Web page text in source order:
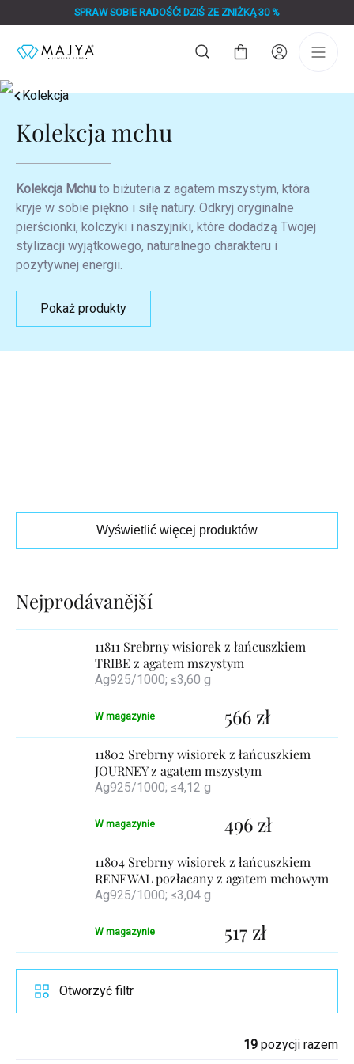
do
SPRAW SOBIE RADOŚĆ! DZIŚ ZE ZNIŻKĄ 30 %
Koszyk
Kolekcja
Kolekcja mchu
Kolekcja Mchu to biżuteria z agatem mszystym, która
kryje w sobie piękno i siłę natury. Odkryj oryginalne
pierścionki, kolczyki i naszyjniki, które dodadzą Twojej
stylizacji wyjątkowego, naturalnego charakteru i
pozytywnej energii.
Pokaż produkty
Wyświetlić więcej produktów
11811 Srebrny wisiorek z łańcuszkiem
TRIBE z agatem mszystym
Ag925/1000; ≤3,60 g
W magazynie 566 zł
11802 Srebrny wisiorek z łańcuszkiem
JOURNEY z agatem mszystym
Ag925/1000; ≤4,12 g
W magazynie 496 zł
11804 Srebrny wisiorek z łańcuszkiem
RENEWAL pozłacany z agatem mchowym
Ag925/1000; ≤3,04 g
W magazynie 517 zł
19 pozycji razem
Otworzyć filtr
Lista
produktów